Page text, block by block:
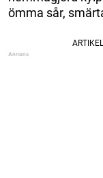
ömma sår,